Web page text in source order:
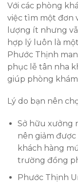
Với các phòng
việc tìm một đơn
lượng ít nhưng
hợp lý luôn là
Phước Thịnh
phục lễ tân nha
giúp phòng
Lý do bạn nên
Sở hữu xưởng
nên giảm
khách hàng
trường đồng
Phước Thịnh